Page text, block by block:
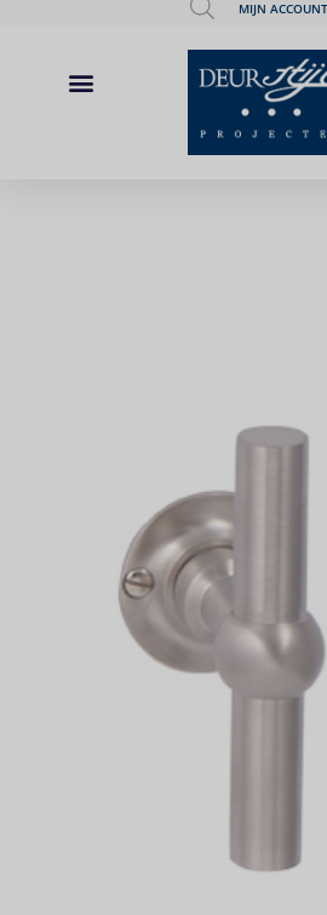
MIJN ACCOUNT